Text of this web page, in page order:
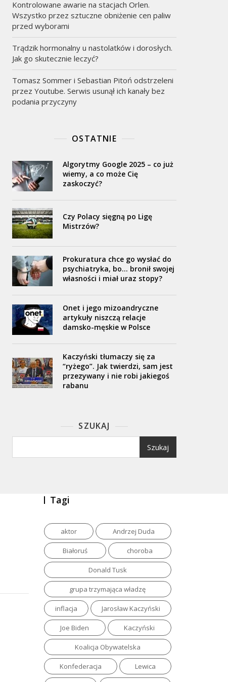
Kontrolowane awarie na stacjach Orlen.
Wszystko przez sztuczne obniżenie cen paliw
przed wyborami
Trądzik hormonalny u nastolatków i dorosłych.
Jak go skutecznie leczyć?
Tomasz Sommer i Sebastian Pitoń odstrzeleni
przez Youtube. Serwis usunął ich kanały bez
podania przyczyny
OSTATNIE
Algorytmy Google 2025 – co już
wiemy, a co może Cię
zaskoczyć?
Czy Polacy sięgną po Ligę
Mistrzów?
Prokuratura chce go wysłać do
psychiatryka, bo… bronił swojej
własności i miał uraz stopy?
Onet i jego mizoandryczne
artykuły niszczą relacje
damsko-męskie w Polsce
Kaczyński tłumaczy się za
“ryżego”. Jak twierdzi, sam jest
przezywany i nie robi jakiegoś
rabanu
SZUKAJ
Szukaj
Tagi
aktor Andrzej Duda
Białoruś choroba
Donald Tusk
grupa trzymająca władzę
inflacja Jarosław Kaczyński
Joe Biden Kaczyński
Koalicja Obywatelska
Konfederacja Lewica